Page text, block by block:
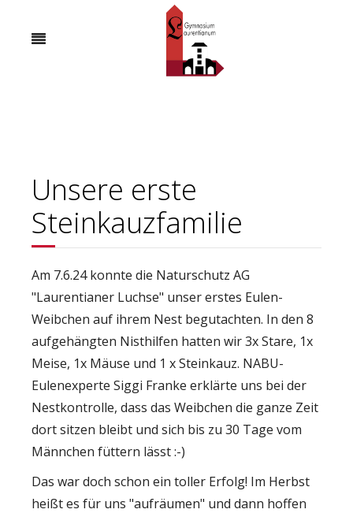
Unsere erste
Steinkauzfamilie
Am 7.6.24 konnte die Naturschutz AG
"Laurentianer Luchse" unser erstes Eulen-
Weibchen auf ihrem Nest begutachten. In den 8
aufgehängten Nisthilfen hatten wir 3x Stare, 1x
Meise, 1x Mäuse und 1 x Steinkauz. NABU-
Eulenexperte Siggi Franke erklärte uns bei der
Nestkontrolle, dass das Weibchen die ganze Zeit
dort sitzen bleibt und sich bis zu 30 Tage vom
Männchen füttern lässt :-)
Das war doch schon ein toller Erfolg! Im Herbst
heißt es für uns "aufräumen" und dann hoffen